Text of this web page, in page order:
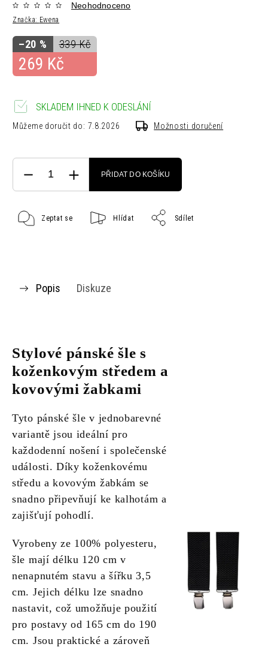
Značka: Ewena
Neohodnoceno
339 Kč
–20 %
269 Kč
SKLADEM IHNED K ODESLÁNÍ
Můžeme doručit do: 7.8.2026 Možnosti doručení
PŘIDAT DO KOŠÍKU
Zeptat se Hlídat Sdílet
Popis Diskuze
Stylové pánské šle s
koženkovým středem a
kovovými žabkami
Tyto pánské šle v jednobarevné
variantě jsou ideální pro
každodenní nošení i společenské
události. Díky koženkovému
středu a kovovým žabkám se
snadno připevňují ke kalhotám a
zajišťují pohodlí.
Vyrobeny ze 100% polyesteru,
šle mají délku 120 cm v
nenapnutém stavu a šířku 3,5
cm. Jejich délku lze snadno
nastavit, což umožňuje použití
pro postavy od 165 cm do 190
cm. Jsou praktické a zároveň